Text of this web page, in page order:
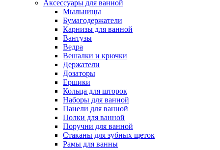
Аксессуары для ванной
Мыльницы
Бумагодержатели
Карнизы для ванной
Вантузы
Ведра
Вешалки и крючки
Держатели
Дозаторы
Ершики
Кольца для шторок
Наборы для ванной
Панели для ванной
Полки для ванной
Поручни для ванной
Стаканы для зубных щеток
Рамы для ванны